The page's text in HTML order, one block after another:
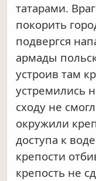
татарами.
покорить
подвергся
армады
устроив там
устремились
сходу не
окружили
доступа к
крепости
крепость не